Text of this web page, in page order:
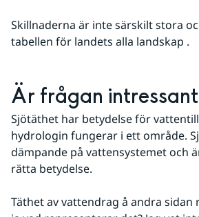
Skillnaderna är inte särskilt stora
tabellen för landets alla landskap .
Är frågan
Sjötäthet har betydelse för
hydrologin fungerar i ett område.
dämpande på vattensystemet och
rätta betydelse.
Täthet av vattendrag å andra sidan